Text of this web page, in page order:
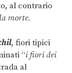
al contrario
morte.
, fiori tipici
“i fiori dei
al